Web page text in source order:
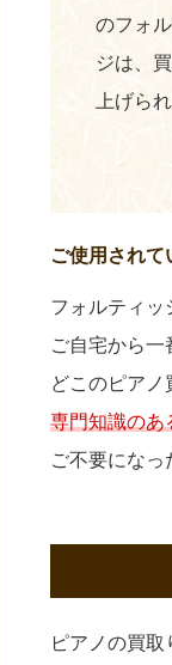
のフォ
ジは、
上げら
ご使用されて
フォルティッ
ご自宅から
どこのピア
専門知識のあ
ご不要にな
ピアノの買取